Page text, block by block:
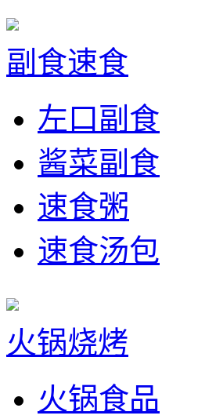
副食速食
左口副食
酱菜副食
速食粥
速食汤包
火锅烧烤
火锅食品